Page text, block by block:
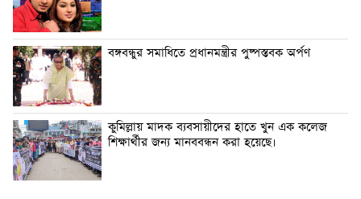
বঙ্গবন্ধুর সমাধিতে প্রধানমন্ত্রীর পুষ্পস্তবক অর্পণ
কুমিল্লায় মাদক ব্যবসায়ীদের হাতে খুন এক কলেজ
শিক্ষার্থীর জন্য মানববন্ধন করা হয়েছে।